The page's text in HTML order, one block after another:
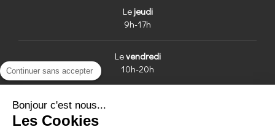
Le jeudi
9h-17h
Levendredi
10h-20h
Continuer sans accepter
Les Cookies